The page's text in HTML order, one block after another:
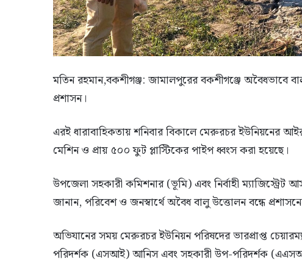
মতিন রহমান,বকশীগঞ্জ: জামালপুরের বকশীগঞ্জে অবৈধভাবে
প্রশাসন।
এরই ধারাবাহিকতায় শনিবার বিকালে মেরুরচর ইউনিয়নের
মেশিন ও প্রায় ৫০০ ফুট প্লাস্টিকের পাইপ ধ্বংস করা হয়েছে।
উপজেলা সহকারী কমিশনার (ভূমি) এবং নির্বাহী
জানান, পরিবেশ ও জনস্বার্থে অবৈধ বালু উত্তোলন বন্ধে
অভিযানের সময় মেরুরচর ইউনিয়ন পরিষদের ভারপ্রাপ্ত
পরিদর্শক (এসআই) আনিস এবং সহকারী উপ-পরিদর্শক